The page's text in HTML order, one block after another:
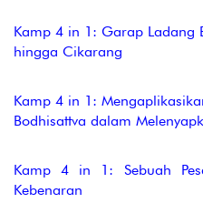
Kamp 4 in 1: Garap Ladang
hingga Cikarang
Kamp 4 in 1:
Bodhisattva dalam
Kamp 4 in 1: Sebuah
Kebenaran